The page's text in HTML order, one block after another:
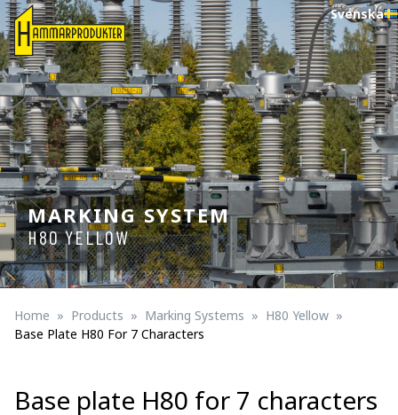
Svenska
MARKING SYSTEM
H80 YELLOW
Home Products Marking Systems
H80 Yellow
Base Plate H80 For 7 Characters
Base plate H80 for 7 characters